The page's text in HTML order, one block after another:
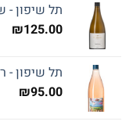
תל שיפון -
₪125.00
תל שיפון - רוזה
₪95.00